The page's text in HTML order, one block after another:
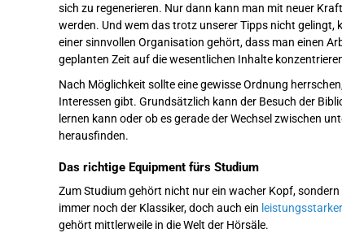
sich zu regenerieren. Nur dann kann man mit neuer
werden. Und wem das trotz unserer Tipps nicht
einer sinnvollen Organisation gehört, dass man einen
geplanten Zeit auf die wesentlichen Inhalte
Nach Möglichkeit sollte eine gewisse Ordnung
Interessen gibt. Grundsätzlich kann der Besuch der
lernen kann oder ob es gerade der Wechsel zwischen
herausfinden.
Das richtige Equipment fürs Studium
Zum Studium gehört nicht nur ein wacher Kopf,
immer noch der Klassiker, doch auch ein
gehört mittlerweile in die Welt der Hörsäle.